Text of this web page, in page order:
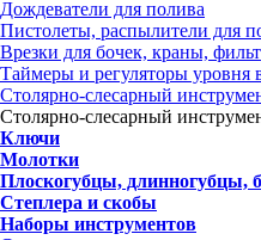
Дождеватели для полива
Пистолеты, распылители для
Врезки для бочек, краны,
Таймеры и регуляторы уровня
Столярно-слесарный
Столярно-слесарный
Ключи
Молотки
Плоскогубцы, длинногубцы,
Степлера и скобы
Наборы инструментов